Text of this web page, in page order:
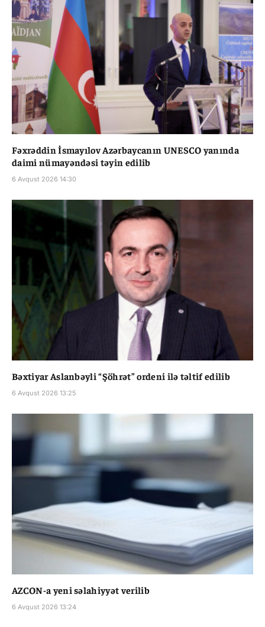
Fəxrəddin İsmayılov Azərbaycanın UNESCO yanında
daimi nümayəndəsi təyin edilib
6 Avqust 2026 14:30
Bəxtiyar Aslanbəyli “Şöhrət” ordeni ilə təltif edilib
6 Avqust 2026 13:25
AZCON-a yeni səlahiyyət verilib
6 Avqust 2026 13:24